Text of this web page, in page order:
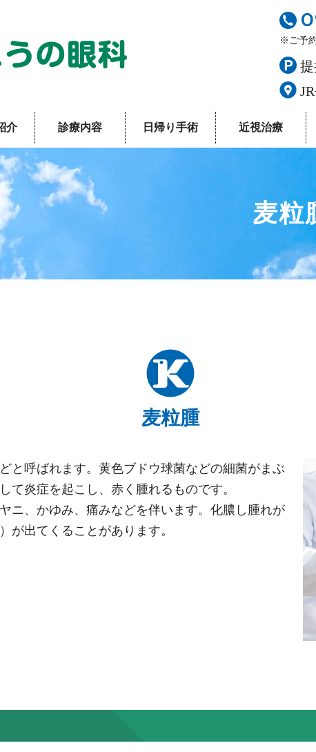
※ご予
提
介 診療内容 日帰り手術 近視治療
麦粒
麦粒腫
と呼ばれます。黄色ブドウ球菌などの細菌がまぶ
て炎症を起こし、赤く腫れるものです。
ニ、かゆみ、痛みなどを伴います。化膿し腫れが
が出てくることがあります。